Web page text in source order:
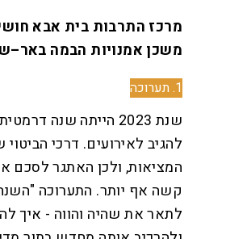
משכן אמנויות הבמה
1. תערוכה
שנת 2023 הייתה
להגיב לאירועים. דרכי
המציאות, ולכן האתגר לסכם
קשה אף יותר. התערוכה
לתאר את שהיה והווה - איך